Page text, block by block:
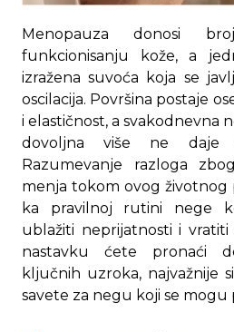
Menopauza donosi
funkcionisanju kože, a
izražena suvoća koja se
oscilacija. Površina postaje
i elastičnost, a svakodnevna
dovoljna više ne daje
Razumevanje razloga
menja tokom ovog životnog
ka pravilnoj rutini nege
ublažiti neprijatnosti i vratiti
nastavku ćete pronaći
ključnih uzroka, najvažnije
savete za negu koji se mogu